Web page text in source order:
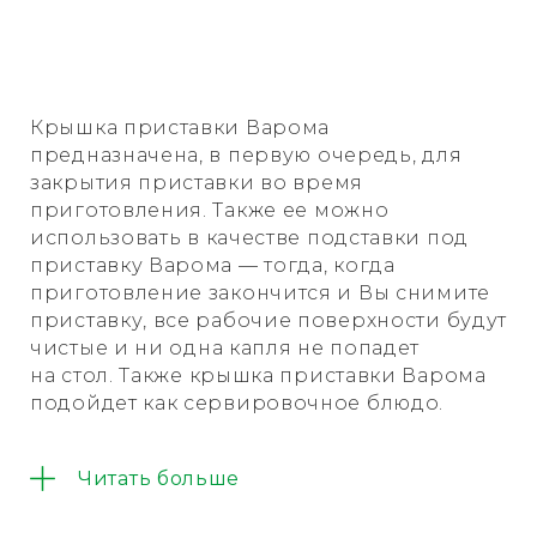
Крышка приставки Варома
предназначена, в первую очередь, для
закрытия приставки во время
приготовления. Также ее можно
использовать в качестве подставки под
приставку Варома — тогда, когда
приготовление закончится и Вы снимите
приставку, все рабочие поверхности будут
чистые и ни одна капля не попадет
на стол. Также крышка приставки Варома
подойдет как сервировочное блюдо.
Крышка приставки Варома для Термомикс
Читать больше